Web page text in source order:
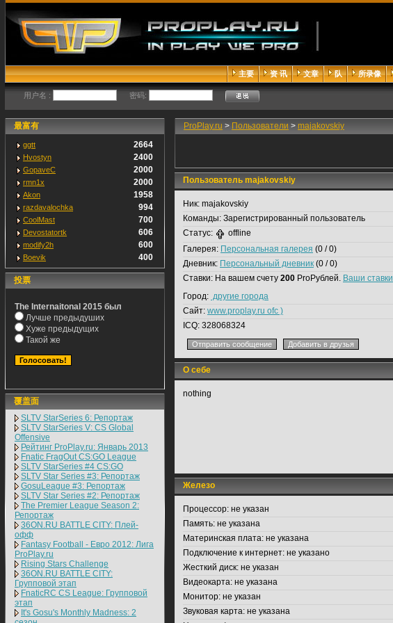
主要 资 讯 文章 队 所录像
用户名 : 密码:
最富有
ggtt 2664
Hvostyn 2400
GopaveC 2000
rmn1x 2000
Akon 1958
razdavalochka 994
CoolMast 700
Devostatortk 606
modify2h 600
Boevik 400
投票
The Internaitonal 2015 был
Лучше предыдуших
Хуже предыдущих
Такой же
覆盖面
SLTV StarSeries 6: Репортаж
SLTV StarSeries V: CS Global
Offensive
Рейтинг ProPlay.ru: Январь 2013
Fnatic FragOut CS:GO League
SLTV StarSeries #4 CS:GO
SLTV Star Series #3: Репортаж
GosuLeague #3: Репортаж
SLTV Star Series #2: Репортаж
The Premier League Season 2:
Репортаж
36ON.RU BATTLE CITY: Плей-
офф
Fantasy Football - Евро 2012: Лига
ProPlay.ru
Rising Stars Challenge
36ON.RU BATTLE CITY:
Групповой этап
FnaticRC CS League: Групповой
этап
It's Gosu's Monthly Madness: 2
ProPlay.ru > Пользователи > majakovskiy
Пользователь majakovskiy
Ник: majakovskiy
Команды: Зарегистрированный пользователь
Статус:
offline
Галерея: Персональная галерея (0 / 0)
Дневник: Персональный дневник (0 / 0)
Ставки: На вашем счету 200 ProРублей. Ваши ставки
Город: другие города
Сайт: www.proplay.ru ofc )
ICQ: 328068324
О себе
nothing
Железо
Процессор: не указан
Память: не указана
Материнская плата: не указана
Подключение к интернет: не указано
Жесткий диск: не указан
Видеокарта: не указана
Монитор: не указан
Звуковая карта: не указана